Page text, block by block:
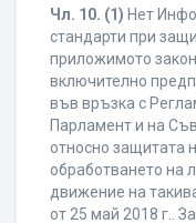
Чл. 10. (1) Нет
стандарти при
приложимото
включително
във връзка с
Парламент и на
относно защитата
обработването на
движение на
от 25 май 2018 г..